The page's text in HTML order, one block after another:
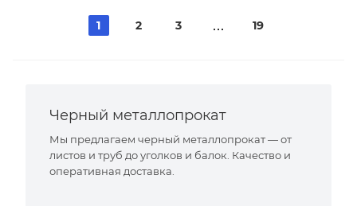
1 2 3 19
Черный металлопрокат
Мы предлагаем черный металлопрокат — от
листов и труб до уголков и балок. Качество и
оперативная доставка.